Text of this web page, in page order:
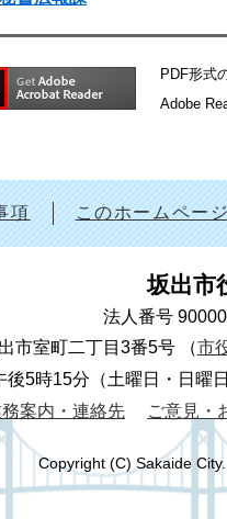
PDF形式
Adobe
項 このホームペー
坂出市
法人番号
市室町二丁目3番5号
（市
5時15分（土曜日・日曜
案内・連絡先
ご意見・
Copyright (C) Sakaide